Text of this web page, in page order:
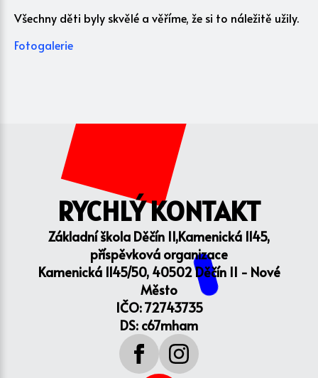
Všechny děti byly skvělé a věříme, že si to náležitě užily.
Fotogalerie
RYCHLÝ KONTAKT
Základní škola Děčín II,Kamenická 1145,
příspěvková organizace
Kamenická 1145/50, 40502 Děčín II - Nové
Město
IČO: 72743735
DS: c67mham